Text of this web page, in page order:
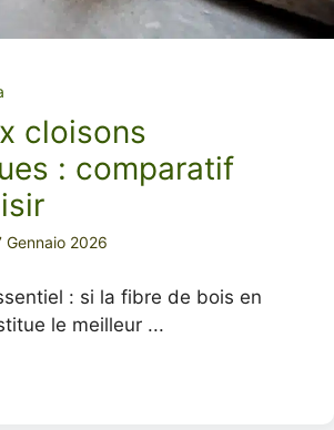
cloisons
: comparatif
Gennaio 2026
: si la fibre de bois en
le meilleur ...